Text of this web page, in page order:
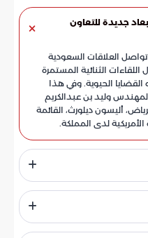
جديدة للتعاون
تواصل العلاقات السعودية
الثنائية المستمرة
الحيوية. وفي هذا
المهندس وليد بن عبدالكريم
أليسون ديلورث، القائمة
لدى المملكة.
تخدم التوجهات الاستراتيجية